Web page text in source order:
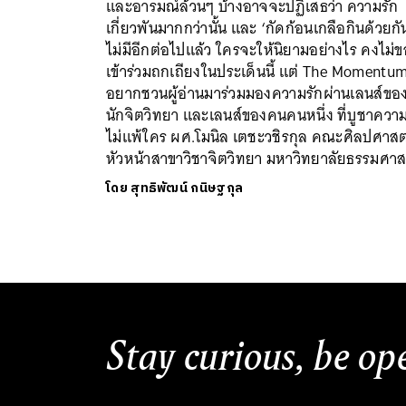
และอารมณ์ล้วนๆ บ้างอาจจะปฏิเสธว่า ความรัก
เกี่ยวพันมากกว่านั้น และ ‘กัดก้อนเกลือกินด้วยกั
ไม่มีอีกต่อไปแล้ว ใครจะให้นิยามอย่างไร คงไม่
เข้าร่วมถกเถียงในประเด็นนี้ แต่ The Momentum
อยากชวนผู้อ่านมาร่วมมองความรักผ่านเลนส์ของ
นักจิตวิทยา และเลนส์ของคนคนหนึ่ง ที่บูชาควา
ไม่แพ้ใคร ผศ.โมนิล เตชะวชิรกุล คณะศิลปศาส
หัวหน้าสาขาวิชาจิตวิทยา มหาวิทยาลัยธรรมศา
โดย สุทธิพัฒน์ กนิษฐกุล
Stay curious, be